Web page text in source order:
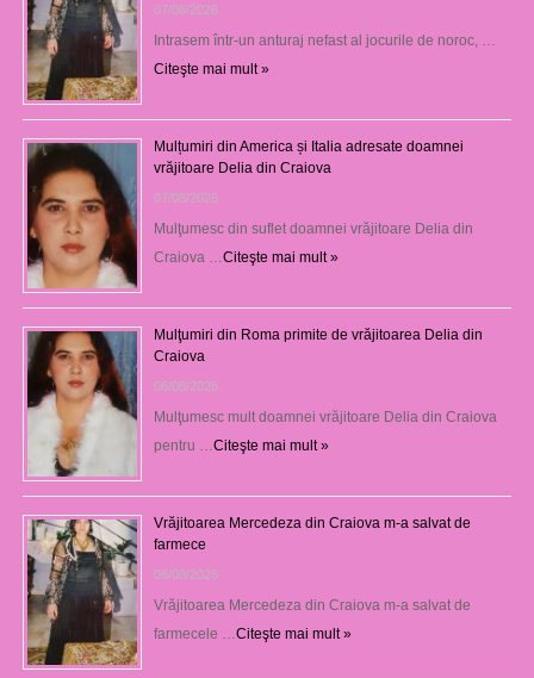
07/08/2026
Intrasem într-un anturaj nefast al jocurile de noroc, …
Citeşte mai mult »
Mulțumiri din America și Italia adresate doamnei
vrăjitoare Delia din Craiova
07/08/2026
Mulţumesc din suflet doamnei vrăjitoare Delia din
Craiova … Citeşte mai mult »
Mulţumiri din Roma primite de vrăjitoarea Delia din
Craiova
06/08/2026
Mulţumesc mult doamnei vrăjitoare Delia din Craiova
pentru … Citeşte mai mult »
Vrăjitoarea Mercedeza din Craiova m-a salvat de
farmece
06/08/2026
Vrăjitoarea Mercedeza din Craiova m-a salvat de
farmecele … Citeşte mai mult »